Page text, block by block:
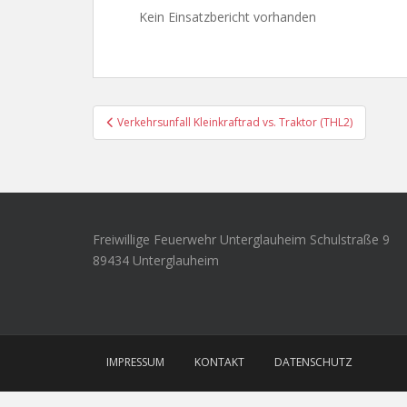
Kein Einsatzbericht vorhanden
Beitragsnavigation
Verkehrsunfall Kleinkraftrad vs. Traktor (THL2)
Freiwillige Feuerwehr Unterglauheim Schulstraße 9
89434 Unterglauheim
IMPRESSUM KONTAKT DATENSCHUTZ